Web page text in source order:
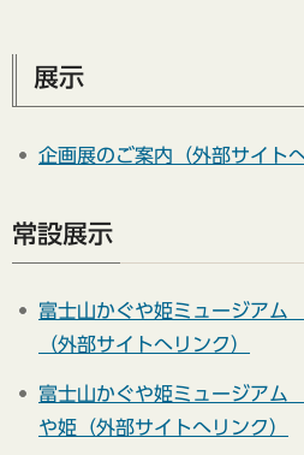
展示
企画展のご案内（外部サイト
常設展示
富士山かぐや姫ミュージア
（外部サイトへリンク）
富士山かぐや姫ミュージア
や姫（外部サイトへリンク）